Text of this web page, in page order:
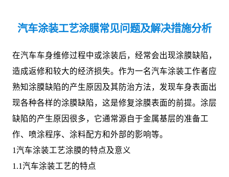
汽车涂装工艺涂膜常见问题及解决措施分析
在汽车车身维修过程中或涂装后，经常会出现涂膜缺陷，
造成返修和较大的经济损失。作为一名汽车涂装工作者应
熟知涂膜缺陷的产生原因及其防治方法，发现车身表面出
现各种各样的涂膜缺陷，这是修复涂膜表面的前提。涂层
缺陷的产生原因很多，它通常源自于金属基层的准备工
作、喷涂程序、涂料配方和外部的影响等。
1汽车涂装工艺涂膜的特点及意义
1.1汽车涂装工艺的特点